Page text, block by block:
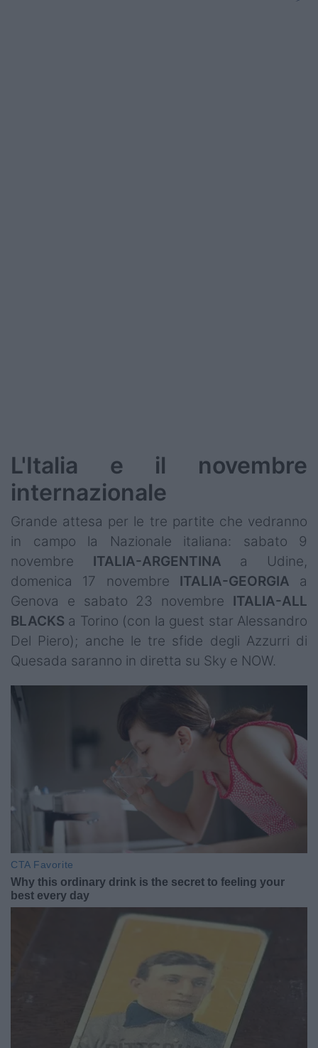
L'Italia e il novembre
internazionale
Grande attesa per le tre partite che vedranno
in campo la Nazionale italiana: sabato 9
novembre ITALIA-ARGENTINA a Udine,
domenica 17 novembre ITALIA-GEORGIA a
Genova e sabato 23 novembre ITALIA-ALL
BLACKS a Torino (con la guest star Alessandro
Del Piero); anche le tre sfide degli Azzurri di
Quesada saranno in diretta su Sky e NOW.